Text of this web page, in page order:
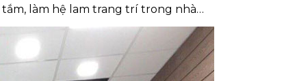
tắm, làm hệ lam trang trí trong nhà…